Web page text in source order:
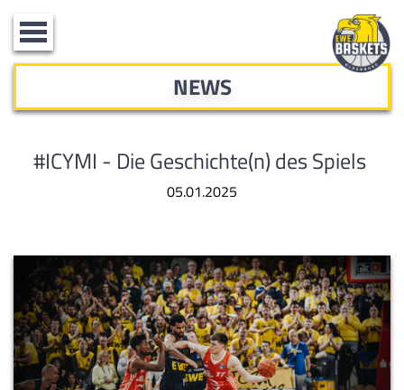
Toggle
navigation
NEWS
#ICYMI - Die Geschichte(n) des Spiels
05.01.2025